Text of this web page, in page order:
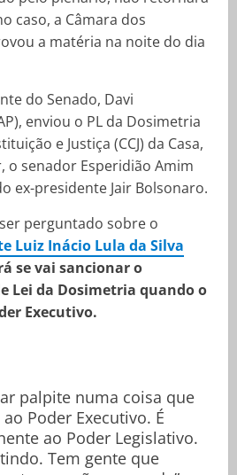
caso, a Câmara dos
a matéria na noite do dia
do Senado, Davi
enviou o PL da Dosimetria
e Justiça (CCJ) da Casa,
senador Esperidião Amim
ex-presidente Jair Bolsonaro.
perguntado sobre o
Luiz Inácio Lula da Silva
se vai sancionar o
Lei da Dosimetria quando o
Executivo.
palpite numa coisa que
Poder Executivo. É
ao Poder Legislativo.
Tem gente que